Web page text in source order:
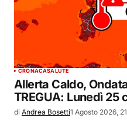
CRONACASALUTE
Allerta Caldo,
TREGUA: Lunedì 25
di Andrea Bosetti1 Agosto 2026,